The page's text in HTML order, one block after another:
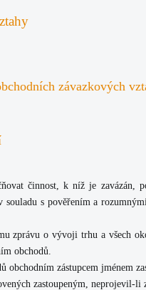
závazkových
činnost, k níž je zavázán,
s pověřením a
zprávu o vývoji trhu a všech
obchodů.
zástupcem jménem
zastoupeným, neprojevil-li